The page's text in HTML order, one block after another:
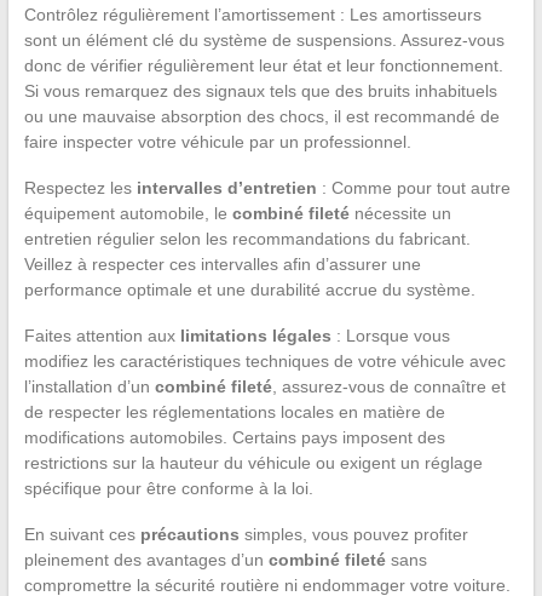
Contrôlez régulièrement l’amortissement : Les amortisseurs
sont un élément clé du système de suspensions. Assurez-vous
donc de vérifier régulièrement leur état et leur fonctionnement.
Si vous remarquez des signaux tels que des bruits inhabituels
ou une mauvaise absorption des chocs, il est recommandé de
faire inspecter votre véhicule par un professionnel.
Respectez les intervalles d’entretien : Comme pour tout autre
équipement automobile, le combiné fileténécessite un
entretien régulier selon les recommandations du fabricant.
Veillez à respecter ces intervalles afin d’assurer une
performance optimale et une durabilité accrue du système.
Faites attention aux limitations légales : Lorsque vous
modifiez les caractéristiques techniques de votre véhicule avec
l’installation d’un combiné fileté, assurez-vous de connaître et
de respecter les réglementations locales en matière de
modifications automobiles. Certains pays imposent des
restrictions sur la hauteur du véhicule ou exigent un réglage
spécifique pour être conforme à la loi.
En suivant ces précautions simples, vous pouvez profiter
pleinement des avantages d’un combiné filetésans
compromettre la sécurité routière ni endommager votre voiture.